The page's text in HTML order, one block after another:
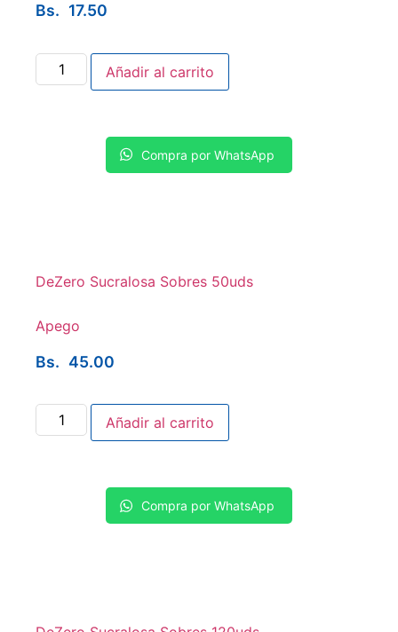
Bs. 17.50
Añadir al carrito
Compra por WhatsApp
DeZero Sucralosa Sobres 50uds
Apego
Bs. 45.00
Añadir al carrito
Compra por WhatsApp